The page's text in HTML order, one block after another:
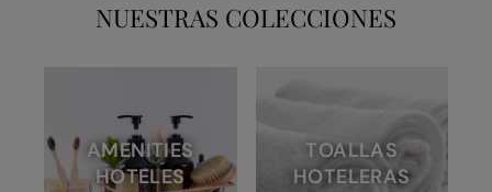
NUESTRAS COLECCIONES
AMENITIES
HOTELES
TOALLAS
HOTELERAS